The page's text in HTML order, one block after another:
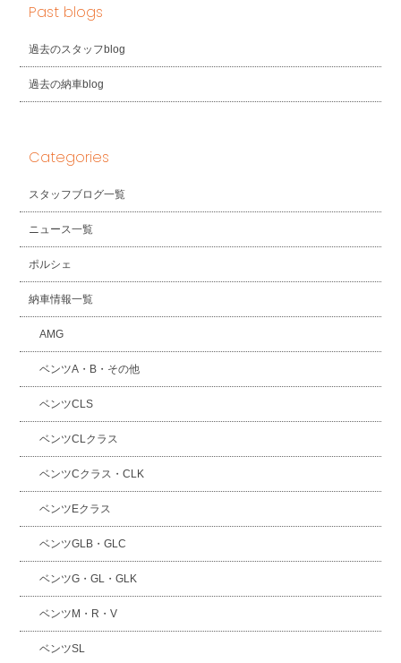
Past blogs
過去のスタッフblog
過去の納車blog
Categories
スタッフブログ一覧
ニュース一覧
ポルシェ
納車情報一覧
AMG
ベンツA・B・その他
ベンツCLS
ベンツCLクラス
ベンツCクラス・CLK
ベンツEクラス
ベンツGLB・GLC
ベンツG・GL・GLK
ベンツM・R・V
ベンツSL